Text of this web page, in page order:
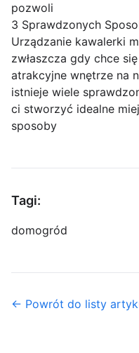
pozwoli
3 Sprawdzonych
Urządzanie kawalerki
zwłaszcza gdy chce
atrakcyjne wnętrze na
istnieje wiele
ci stworzyć idealne
sposoby
Tagi:
domogród
← Powrót do listy